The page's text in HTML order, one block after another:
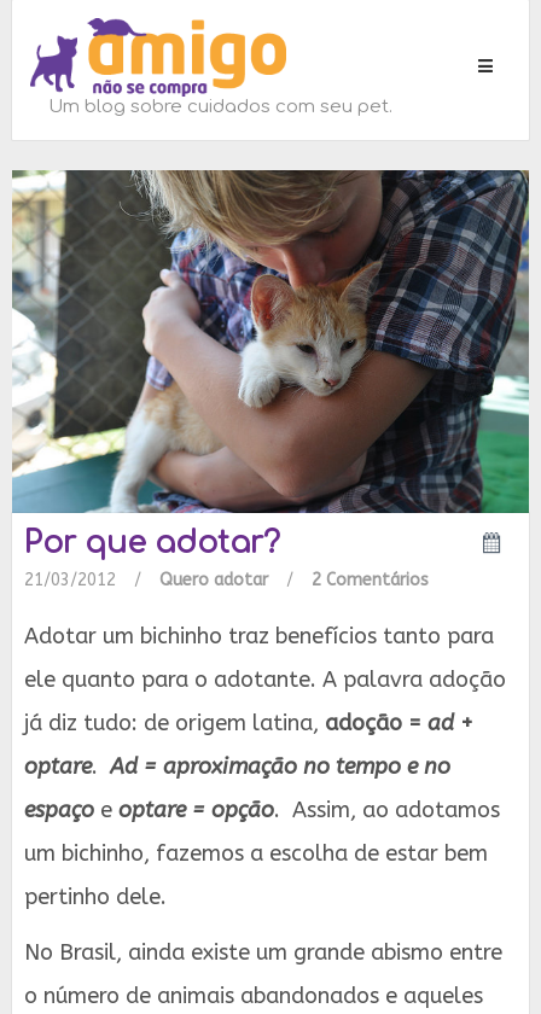
Toggle
Um blog sobre cuidados com seu pet.
Por que adotar?
21/03/2012 / Quero adotar / 2 Comentários
Adotar um bichinho traz benefícios tanto para
ele quanto para o adotante. A palavra adoção
já diz tudo: de origem latina, adoção = ad+
optare.Ad = aproximação no tempo e no
espaço e optare = opção. Assim, ao adotamos
um bichinho, fazemos a escolha de estar bem
pertinho dele.
No Brasil, ainda existe um grande abismo entre
o número de animais abandonados e aqueles